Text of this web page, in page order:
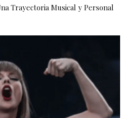
Trayectoria Musical y Personal